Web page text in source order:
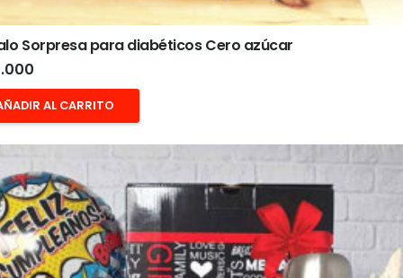
Sorpresa para diabéticos Cero azúcar
AL CARRITO